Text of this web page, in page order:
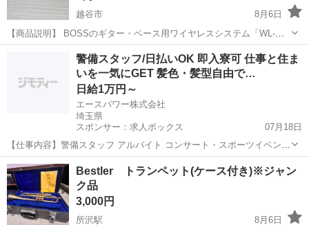
越谷市
8月6日
【商品説明】 BOSSのギター・ベース用ワイヤレスシステム「WL-
20」です。シールドケーブルから解放され、自宅練習やスタジオ、ラ
イブで非常に快適に演奏できるようになります。 主にパッシブタイプ
の一般的なエレキギター及びエレ...
越谷市 弦楽器、ギター エレキギター
警備スタッフ/日払いOK 即入寮可 仕事と住ま
いを一気にGET 髪色・髪型自由で…
日給1万円～
エースパワー株式会社
埼玉県
スポンサー：求人ボックス
07月18日
【仕事内容】警備スタッフ アルバイト コンサート・スポーツイベン
ト・展示会などのイベントや、 工事現場周辺で警備・交通誘導をして
いただきます。 経験者の方はもちろん、未経験者の方も積極的に採用
中! 難しいスキルは不要! 基本的なル...
アルバイト・パート
Bestler トランペット(ケース付き)※ジャン
ク品
3,000円
所沢駅
8月6日